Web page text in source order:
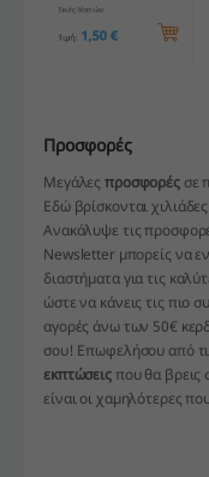
Προσφορές
Μεγάλεςπροσφορέςσε
Εδώ βρίσκονται
Ανακάλυψε τις
Newsletter μπορείς να
διαστήματα για τις
ώστε να κάνεις τις πιο
αγορές άνω των 50€
σου! Επωφελήσου από
εκπτώσειςπου θα βρεις
είναι οι χαμηλότερες